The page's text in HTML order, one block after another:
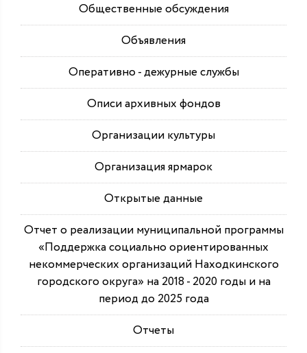
Общественные обсуждения
Объявления
Оперативно - дежурные службы
Описи архивных фондов
Организации культуры
Организация ярмарок
Открытые данные
Отчет о реализации муниципальной программы
«Поддержка социально ориентированных
некоммерческих организаций Находкинского
городского округа» на 2018 - 2020 годы и на
период до 2025 года
Отчеты